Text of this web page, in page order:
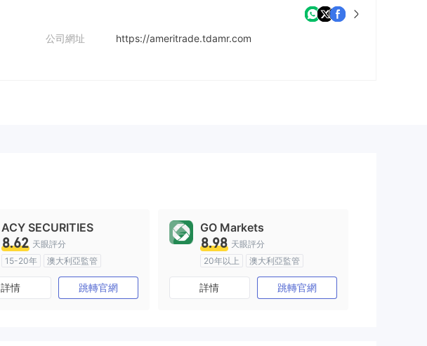
公司網址 https://ameritrade.tdamr.com
ACY SECURITIES
8.62 天眼評分
15-20年
澳大利亞監管
全牌照 (MM)
主標MT4
詳情 跳轉官網
GO Markets
8.98 天眼評分
20年以上
澳大利亞監管
全牌照 (MM)
cTrader
詳情 跳轉官網